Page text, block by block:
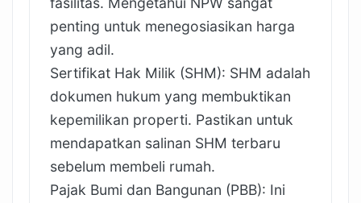
penting untuk menegosiasikan harga
yang adil.
Sertifikat Hak Milik (SHM): SHM adalah
dokumen hukum yang membuktikan
kepemilikan properti. Pastikan untuk
mendapatkan salinan SHM terbaru
sebelum membeli rumah.
Pajak Bumi dan Bangunan (PBB): Ini